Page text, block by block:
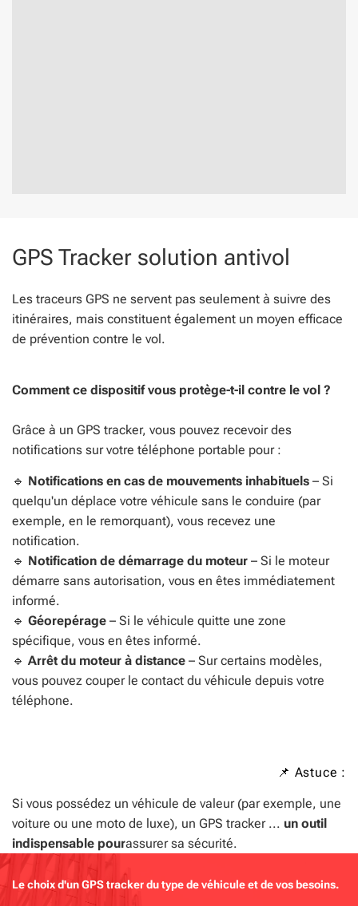
GPS Tracker solution antivol
Les traceurs GPS ne servent pas seulement à suivre des
itinéraires, mais constituent également un moyen efficace
de prévention contre le vol.
Comment ce dispositif vous protège-t-il contre le vol ?
Grâce à un GPS tracker, vous pouvez recevoir des
notifications sur votre téléphone portable pour :
🔹 Notifications en cas de mouvements inhabituels – Si
quelqu'un déplace votre véhicule sans le conduire (par
exemple, en le remorquant), vous recevez une
notification.
🔹 Notification de démarrage du moteur – Si le moteur
démarre sans autorisation, vous en êtes immédiatement
informé.
🔹 Géorepérage – Si le véhicule quitte une zone
spécifique, vous en êtes informé.
🔹 Arrêt du moteur à distance – Sur certains modèles,
vous pouvez couper le contact du véhicule depuis votre
téléphone.
📌 Astuce :
Si vous possédez un véhicule de valeur (par exemple, une
voiture ou une moto de luxe), un GPS tracker ... un outil
indispensable pourassurer sa sécurité.
Le choix d'un GPS tracker du type de véhicule et de vos besoins.